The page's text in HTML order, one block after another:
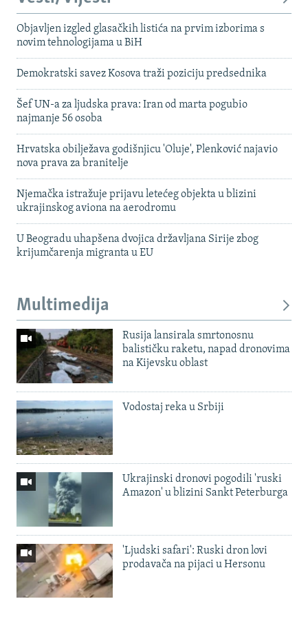
Objavljen izgled glasačkih listića na prvim izborima s
novim tehnologijama u BiH
Demokratski savez Kosova traži poziciju predsednika
Šef UN-a za ljudska prava: Iran od marta pogubio
najmanje 56 osoba
Hrvatska obilježava godišnjicu 'Oluje', Plenković najavio
nova prava za branitelje
Njemačka istražuje prijavu letećeg objekta u blizini
ukrajinskog aviona na aerodromu
U Beogradu uhapšena dvojica državljana Sirije zbog
krijumčarenja migranta u EU
Multimedija
Rusija lansirala smrtonosnu
balističku raketu, napad dronovima
na Kijevsku oblast
Vodostaj reka u Srbiji
Ukrajinski dronovi pogodili 'ruski
Amazon' u blizini Sankt Peterburga
'Ljudski safari': Ruski dron lovi
prodavača na pijaci u Hersonu